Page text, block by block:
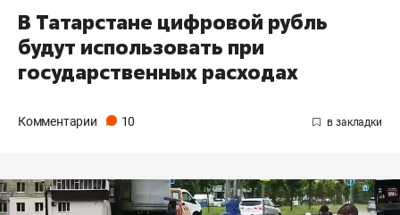
В Татарстане цифровой рубль
будут использовать при
государственных расходах
Комментарии 10